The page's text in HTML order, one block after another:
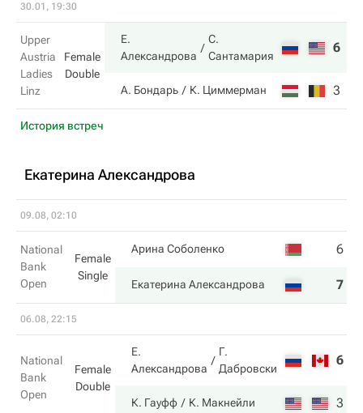
30.01, 19:30
Upper
Austria
Ladies
Linz
Female
Double
Е.
Александрова
С.
Сантамария
6
А. Бондарь К. Циммерман 3
История встреч
Екатерина Александрова
09.08, 02:10
National
Bank
Open
Female
Single
Арина Соболенко 6
Екатерина Александрова 7
06.08, 22:15
National
Bank
Open
Female
Double
Е.
Александрова
Г.
Дабровски
6
К. Гауфф К. Макнейли 3